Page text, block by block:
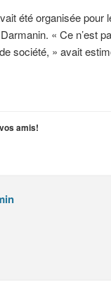
été organisée pour
« Ce n’est
société, » avait
amis!